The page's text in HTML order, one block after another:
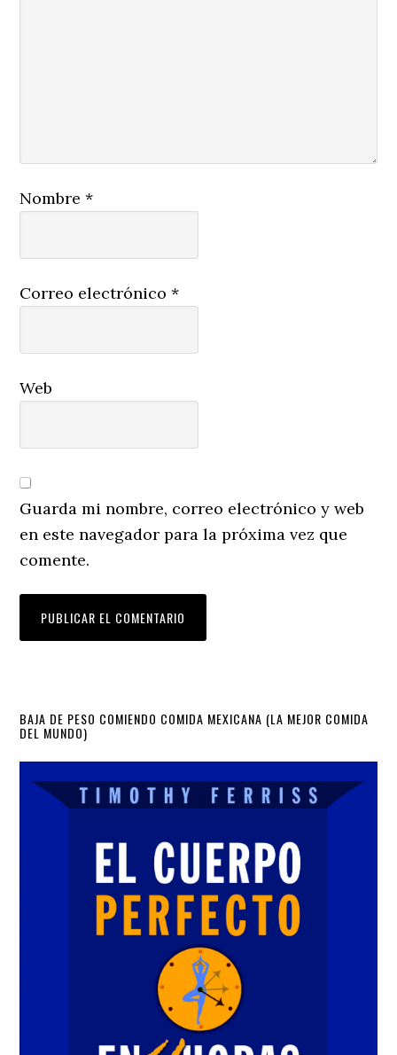
Nombre*
Correo electrónico*
Web
Guarda mi nombre, correo electrónico y web
en este navegador para la próxima vez que
comente.
Primary
Sidebar
BAJA DE PESO COMIENDO COMIDA MEXICANA (LA MEJOR COMIDA
DEL MUNDO)